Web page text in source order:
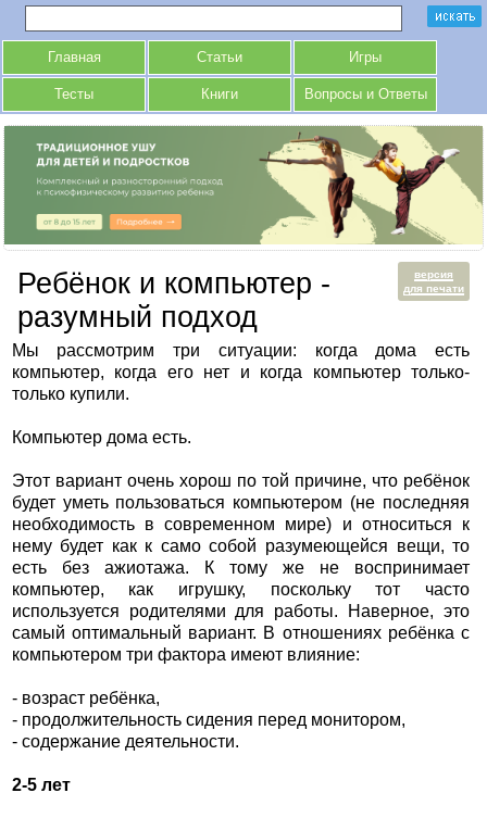
Главная Статьи Игры
Тесты Книги Вопросы и Ответы
версия
для печати
Ребёнок и компьютер -
разумный подход
Мы рассмотрим три ситуации: когда дома есть
компьютер, когда его нет и когда компьютер только-
только купили.
Компьютер дома есть.
Этот вариант очень хорош по той причине, что ребёнок
будет уметь пользоваться компьютером (не последняя
необходимость в современном мире) и относиться к
нему будет как к само собой разумеющейся вещи, то
есть без ажиотажа. К тому же не воспринимает
компьютер, как игрушку, поскольку тот часто
используется родителями для работы. Наверное, это
самый оптимальный вариант. В отношениях ребёнка с
компьютером три фактора имеют влияние:
- возраст ребёнка,
- продолжительность сидения перед монитором,
- содержание деятельности.
2-5 лет